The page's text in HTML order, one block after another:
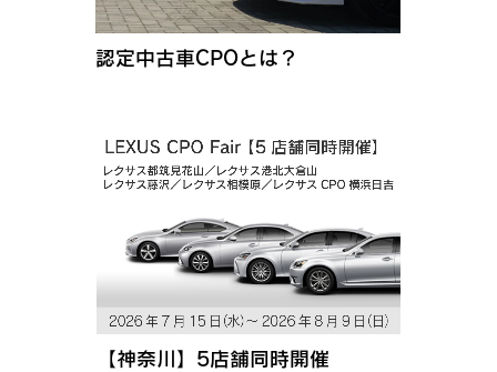
認定中古車CPOとは？
【神奈川】5店舗同時開催